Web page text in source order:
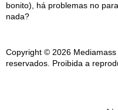
bonito), há problemas no
nada?
Copyright © 2026
reservados. Proibida a